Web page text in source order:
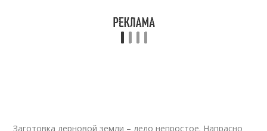
Заготовка дерновой земли – дело непростое. Напрасно